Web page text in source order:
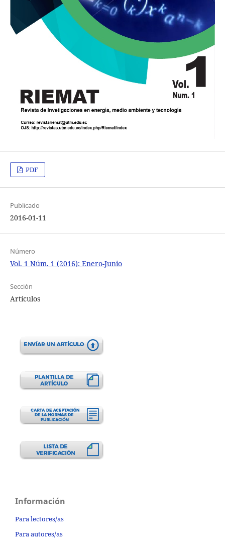
PDF
Publicado
2016-01-11
Número
Vol. 1 Núm. 1 (2016): Enero-Junio
Sección
Artículos
Información
Para lectores/as
Para autores/as